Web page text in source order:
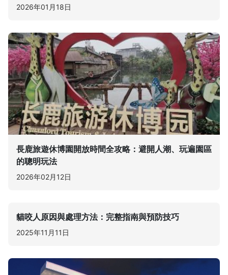
2026年01月18日
長鹿旅遊休博園開放時間全攻略：避開人潮、玩遍園區
的聰明玩法
2026年02月12日
貓咬人原因與處理方法：完整指南與預防技巧
2025年11月11日